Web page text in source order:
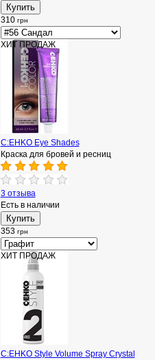
310 грн
ХИТ ПРОДАЖ
C:EHKO Eye Shades
Краска для бровей и ресниц
3 отзыва
Есть в наличии
353 грн
ХИТ ПРОДАЖ
C:EHKO Style Volume Spray Crystal